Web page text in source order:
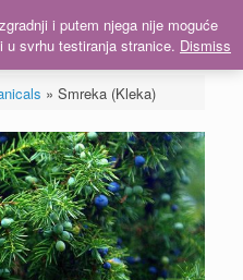
Menu
» Smreka (Kleka)
i putem njega nije moguće
svrhu testiranja stranice. Dismiss